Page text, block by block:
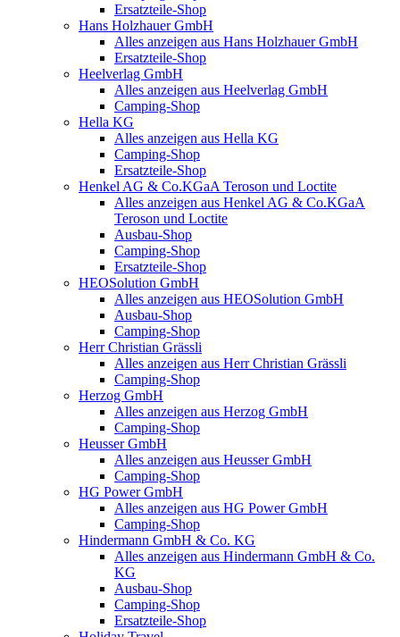
Ersatzteile-Shop
Hans Holzhauer GmbH
Alles anzeigen aus Hans Holzhauer GmbH
Ersatzteile-Shop
Heelverlag GmbH
Alles anzeigen aus Heelverlag GmbH
Camping-Shop
Hella KG
Alles anzeigen aus Hella KG
Camping-Shop
Ersatzteile-Shop
Henkel AG & Co.KGaA Teroson und Loctite
Alles anzeigen aus Henkel AG & Co.KGaA
Teroson und Loctite
Ausbau-Shop
Camping-Shop
Ersatzteile-Shop
HEOSolution GmbH
Alles anzeigen aus HEOSolution GmbH
Ausbau-Shop
Camping-Shop
Herr Christian Grässli
Alles anzeigen aus Herr Christian Grässli
Camping-Shop
Herzog GmbH
Alles anzeigen aus Herzog GmbH
Camping-Shop
Heusser GmbH
Alles anzeigen aus Heusser GmbH
Camping-Shop
HG Power GmbH
Alles anzeigen aus HG Power GmbH
Camping-Shop
Hindermann GmbH & Co. KG
Alles anzeigen aus Hindermann GmbH & Co.
KG
Ausbau-Shop
Camping-Shop
Ersatzteile-Shop